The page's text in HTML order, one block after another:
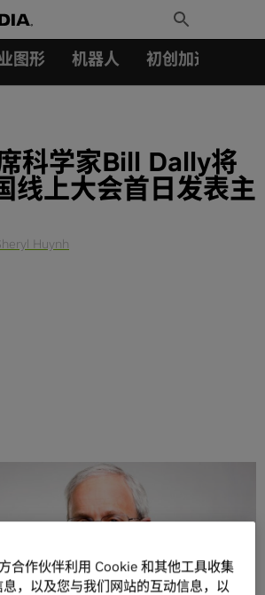
Toggle
Search
图形 机器人 初创加速会员成
科学家Bill Dally将
线上大会首日发表主
Huynh
合作伙伴利用 Cookie 和其他工具收集
，以及您与我们网站的互动信息，以